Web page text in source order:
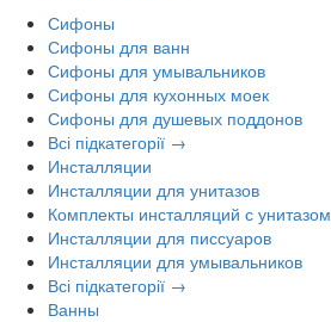
Сифоны
Сифоны для ванн
Сифоны для умывальников
Сифоны для кухонных моек
Сифоны для душевых поддонов
Всі підкатегорії →
Инсталляции
Инсталляции для унитазов
Комплекты инсталляций с унитазом
Инсталляции для писсуаров
Инсталляции для умывальников
Всі підкатегорії →
Ванны